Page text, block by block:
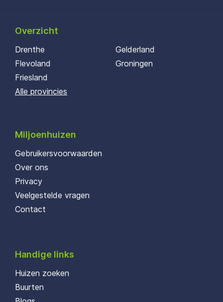
Overzicht
Drenthe
Flevoland
Friesland
Gelderland
Groningen
Alle provincies
Miljoenhuizen
Gebruikersvoorwaarden
Over ons
Privacy
Veelgestelde vragen
Contact
Handige links
Huizen zoeken
Buurten